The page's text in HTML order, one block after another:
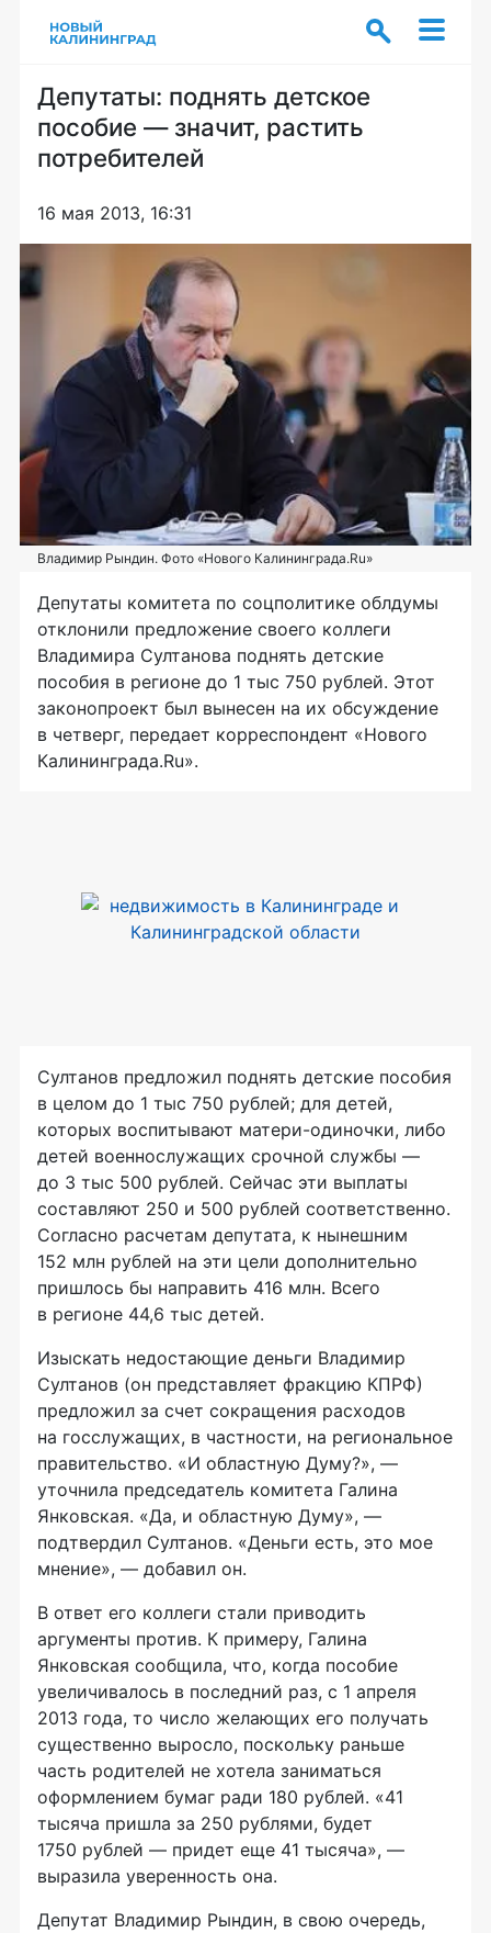
Депутаты: поднять детское
пособие — значит, растить
потребителей
16 мая 2013, 16:31
Владимир Рындин. Фото «Нового Калининграда.Ru»
Депутаты комитета по соцполитике облдумы
отклонили предложение своего коллеги
Владимира Султанова поднять детские
пособия в регионе до 1 тыс 750 рублей. Этот
законопроект был вынесен на их обсуждение
в четверг, передает корреспондент «Нового
Калининграда.Ru».
Султанов предложил поднять детские пособия
в целом до 1 тыс 750 рублей; для детей,
которых воспитывают матери-одиночки, либо
детей военнослужащих срочной службы —
до 3 тыс 500 рублей. Сейчас эти выплаты
составляют 250 и 500 рублей соответственно.
Согласно расчетам депутата, к нынешним
152 млн рублей на эти цели дополнительно
пришлось бы направить 416 млн. Всего
в регионе 44,6 тыс детей.
Изыскать недостающие деньги Владимир
Султанов (он представляет фракцию КПРФ)
предложил за счет сокращения расходов
на госслужащих, в частности, на региональное
правительство. «И областную Думу?», —
уточнила председатель комитета Галина
Янковская. «Да, и областную Думу», —
подтвердил Султанов. «Деньги есть, это мое
мнение», — добавил он.
В ответ его коллеги стали приводить
аргументы против. К примеру, Галина
Янковская сообщила, что, когда пособие
увеличивалось в последний раз, с 1 апреля
2013 года, то число желающих его получать
существенно выросло, поскольку раньше
часть родителей не хотела заниматься
оформлением бумаг ради 180 рублей. «41
тысяча пришла за 250 рублями, будет
1750 рублей — придет еще 41 тысяча», —
выразила уверенность она.
Депутат Владимир Рындин, в свою очередь,